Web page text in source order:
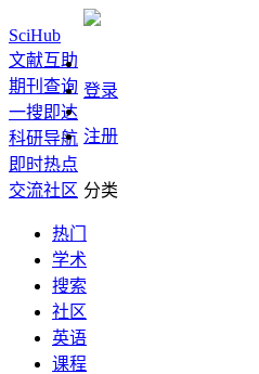
SciHub
文献互助
期刊查询
一搜即达
科研导航
即时热点
交流社区
登录
注册
分类
热门
学术
搜索
社区
英语
课程